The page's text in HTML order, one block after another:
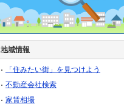
地域情報
「住みたい街」を見つけよう
不動産会社検索
家賃相場